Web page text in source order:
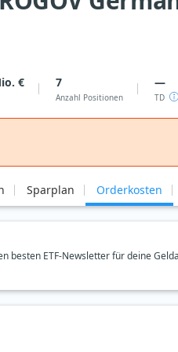
€ 7
Anzahl Positionen
—
TD
Sparplan Orderkosten
besten ETF-Newsletter für deine